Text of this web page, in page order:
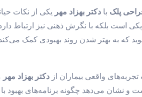
پلک با دکتر بهزاد مهر یکی از نکات
است بلکه با نگرش ذهنی نیز ارتباط
که به بهتر شدن روند بهبودی کمک
واقعی بیماران از دکتر بهزاد مهر
و نشان می‌دهد چگونه برنامه‌های بهبود